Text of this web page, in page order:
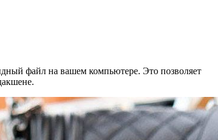
файл на вашем компьютере. Это позволяет